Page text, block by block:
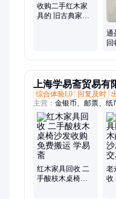
收购二手红木家
具的 旧古典家具
通
回
上海学易斋贸易有
综合体验L0
回复及时
主营： 金银币、邮票、纸
念币、连体钞、古籍善本
红木家具回收 二
手酸枝木桌椅沙
老
收